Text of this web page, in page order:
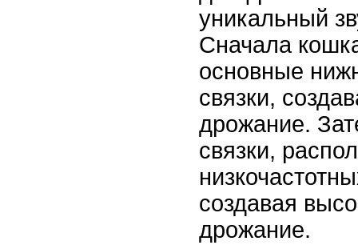
уникальный
Сначала
основные
связки,
дрожание.
связки,
создавая
дрожание.